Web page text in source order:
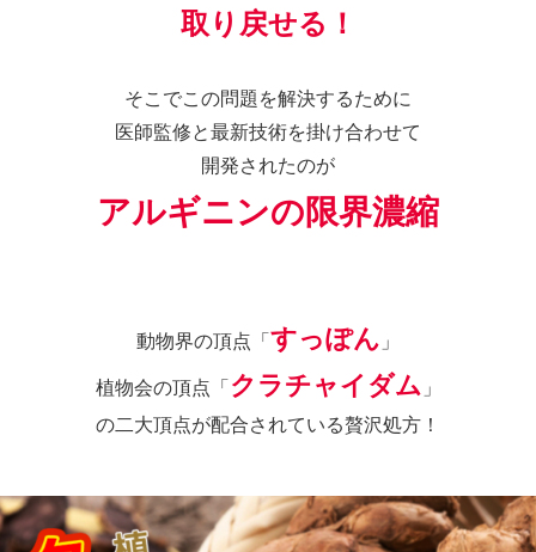
取り戻せる！
そこでこの問題を解決するために
医師監修と最新技術を掛け合わせて
開発されたのが
アルギニンの限界濃縮
動物界の頂点「 すっぽん 」
植物会の頂点「 クラチャイダム 」
の二大頂点が配合されている贅沢処方！